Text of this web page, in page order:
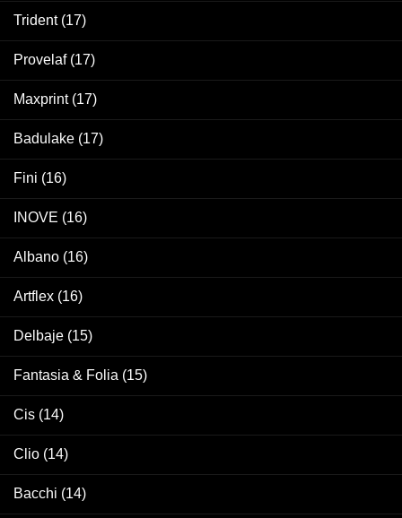
Trident (17)
Provelaf (17)
Maxprint (17)
Badulake (17)
Fini (16)
INOVE (16)
Albano (16)
Artflex (16)
Delbaje (15)
Fantasia & Folia (15)
Cis (14)
Clio (14)
Bacchi (14)